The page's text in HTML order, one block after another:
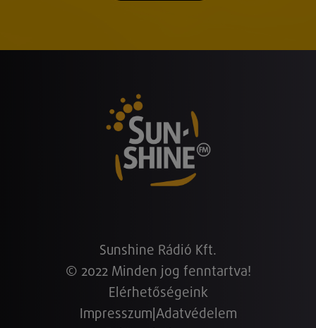
Sunshine Rádió Kft.
© 2022 Minden jog fenntartva!
Elérhetőségeink
Impresszum Adatvédelem